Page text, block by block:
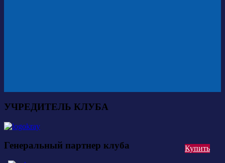
Купить
УЧРЕДИТЕЛЬ КЛУБА
Генеральный партнер клуба